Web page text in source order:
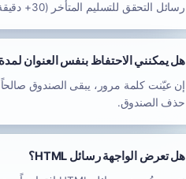
رسائل التحقق للتسليم المتأخر (30+ دقيقة).
هل يمكنني الاحتفاظ بنفس العنوان
حذف الصندوق.
هل تعرض الواجهة رسائل HTML؟